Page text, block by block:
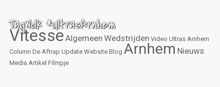
TagWolk #UltrasArnhem
Vitesse Algemeen Wedstrijden Video Ultras Arnhem
Column De Aftrap Update Website Blog Arnhem Nieuws
Media Artikel Filmpje